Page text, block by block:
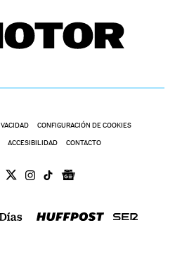
CONFIGURACIÓN DE COOKIES
ACCESIBILIDAD CONTACTO